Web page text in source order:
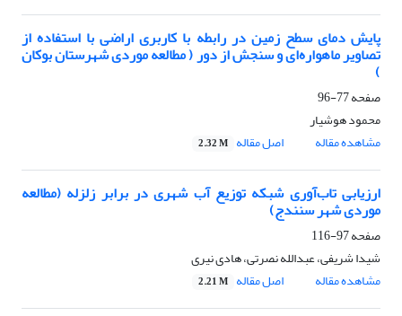
پایش دمای سطح زمین در رابطه با کاربری اراضی با استفاده از
تصاویر ماهواره‌ای و سنجش از دور ( مطالعه موردی شهرستان بوکان
)
صفحه77-96
محمود هوشیار
مشاهده مقاله
اصل مقاله 2.32 M
ارزیابی تاب‌آوری شبکه توزیع آب شهری در برابر زلزله (مطالعه
موردی شهر سنندج)
صفحه97-116
شیدا شریفی، عبدالله نصرتی، هادی نیری
مشاهده مقاله
اصل مقاله 2.21 M